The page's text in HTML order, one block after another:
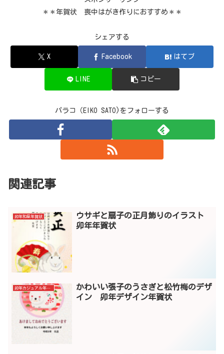
＊＊年賀状 喪中はがき作りにおすすめ＊＊
シェアする
X Facebook はてブ
LINE コピー
パラコ（EIKO SATO)をフォローする
関連記事
卯年和風年賀状
ウサギと扇子の正月飾りのイラスト
卯年年賀状
卯年カジュアル年賀状
かわいい張子のうさぎと松竹梅のデザ
イン 卯年デザイン年賀状